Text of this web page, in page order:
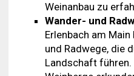
Weinanbau zu
Wander- und
Erlenbach am
und Radwege, die
Landschaft führen.